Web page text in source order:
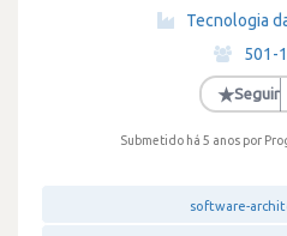
Tecnologia
·
501-
·
★Seguir
Submetido há 5 anos por
software-